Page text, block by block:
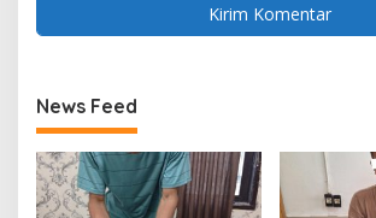
News Feed